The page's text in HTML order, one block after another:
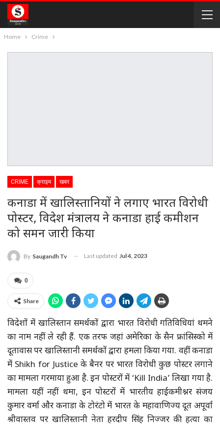
Home Crime
CRIME क्राइम खबर
कनाडा में खालिस्तानियों ने लगाए भारत विरोधी
पोस्टर, विदेश मंत्रालय ने कनाडा हाई कमीशन
को समन जारी किया
By Saugandh Tv Last updated Jul 4, 2023
0
Share
विदेशों में खालिस्तान समर्थकों द्वारा भारत विरोधी गतिविधियां थमने
का नाम नहीं ले रही हैं. एक तरफ जहां अमेरिका के सैन फ्रांसिस्को में
दूतावास पर खालिस्तानी समर्थकों द्वारा हमला किया गया. वहीं कनाडा
में Shikh for Justice के बैनर पर भारत विरोधी कुछ पोस्टर लगाने
का मामला गरमाया हुआ है. इन पोस्टरों में ‘Kill India’ लिखा गया है.
मामला यहीं नहीं थमा, इन पोस्टरों में भारतीय हाईकमीश्नर संजय
कुमार वर्मा और कनाडा के टोरंटो में भारत के महावाणिज्य दूत अपूर्वा
श्रीवास्तव पर खालिस्तानी नेता हरदीप सिंह निज्जर की हत्या का